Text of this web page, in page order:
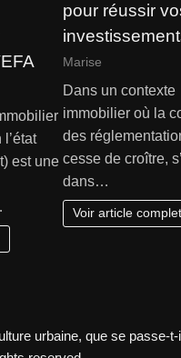
est une
pour réussir
Marise
Dans un contexte
immobilier où la
des
cesse de croître,
dans…
Voir article complet
urbaine, que se passe-t-